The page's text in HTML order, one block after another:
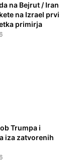
na Bejrut / Iran
na Izrael prvi
primirja
Trumpa i
iza zatvorenih